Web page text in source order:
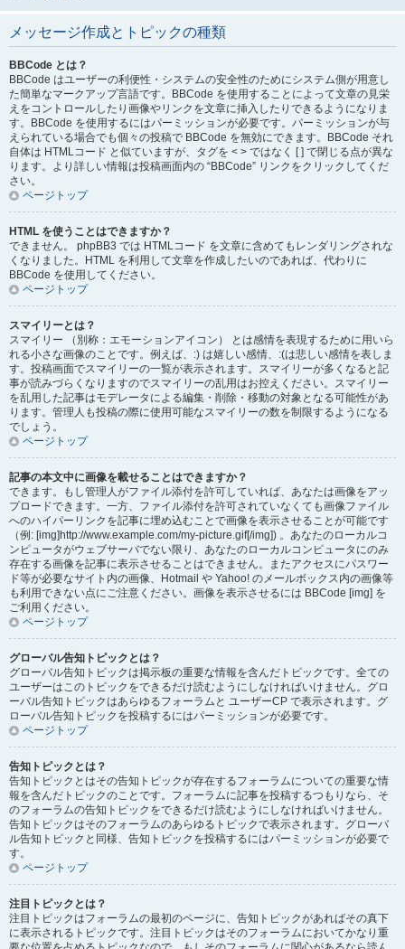
メッセージ作成とトピックの種類
BBCode とは？
BBCode はユーザーの利便性・システムの安全性のためにシステム側が用意し
た簡単なマークアップ言語です。BBCode を使用することによって文章の見栄
えをコントロールしたり画像やリンクを文章に挿入したりできるようになりま
す。BBCode を使用するにはパーミッションが必要です。パーミッションが与
えられている場合でも個々の投稿で BBCode を無効にできます。BBCode それ
自体は HTMLコード と似ていますが、タグを < > ではなく [ ] で閉じる点が異な
ります。より詳しい情報は投稿画面内の “BBCode” リンクをクリックしてくだ
さい。
ページトップ
HTML を使うことはできますか？
できません。 phpBB3 では HTMLコード を文章に含めてもレンダリングされな
くなりました。HTML を利用して文章を作成したいのであれば、代わりに
BBCode を使用してください。
ページトップ
スマイリーとは？
スマイリー （別称：エモーションアイコン） とは感情を表現するために用いら
れる小さな画像のことです。例えば、:) は嬉しい感情、:(は悲しい感情を表しま
す。投稿画面でスマイリーの一覧が表示されます。スマイリーが多くなると記
事が読みづらくなりますのでスマイリーの乱用はお控えください。スマイリー
を乱用した記事はモデレータによる編集・削除・移動の対象となる可能性があ
ります。管理人も投稿の際に使用可能なスマイリーの数を制限するようになる
でしょう。
ページトップ
記事の本文中に画像を載せることはできますか？
できます。もし管理人がファイル添付を許可していれば、あなたは画像をアッ
プロードできます。一方、ファイル添付を許可されていなくても画像ファイル
へのハイパーリンクを記事に埋め込むことで画像を表示させることが可能です
（例: [img]http://www.example.com/my-picture.gif[/img]) 。あなたのローカルコ
ンピュータがウェブサーバでない限り、あなたのローカルコンピュータにのみ
存在する画像を記事に表示させることはできません。またアクセスにパスワー
ド等が必要なサイト内の画像、Hotmail や Yahoo! のメールボックス内の画像等
も利用できない点にご注意ください。画像を表示させるには BBCode [img] を
ご利用ください。
ページトップ
グローバル告知トピックとは？
グローバル告知トピックは掲示板の重要な情報を含んだトピックです。全ての
ユーザーはこのトピックをできるだけ読むようにしなければいけません。グロ
ーバル告知トピックはあらゆるフォーラムと ユーザーCP で表示されます。グ
ローバル告知トピックを投稿するにはパーミッションが必要です。
ページトップ
告知トピックとは？
告知トピックとはその告知トピックが存在するフォーラムについての重要な情
報を含んだトピックのことです。フォーラムに記事を投稿するつもりなら、そ
のフォーラムの告知トピックをできるだけ読むようにしなければいけません。
告知トピックはそのフォーラムのあらゆるトピックで表示されます。グローバ
ル告知トピックと同様、告知トピックを投稿するにはパーミッションが必要で
す。
ページトップ
注目トピックとは？
注目トピックはフォーラムの最初のページに、告知トピックがあればその真下
に表示されるトピックです。注目トピックはそのフォーラムにおいてかなり重